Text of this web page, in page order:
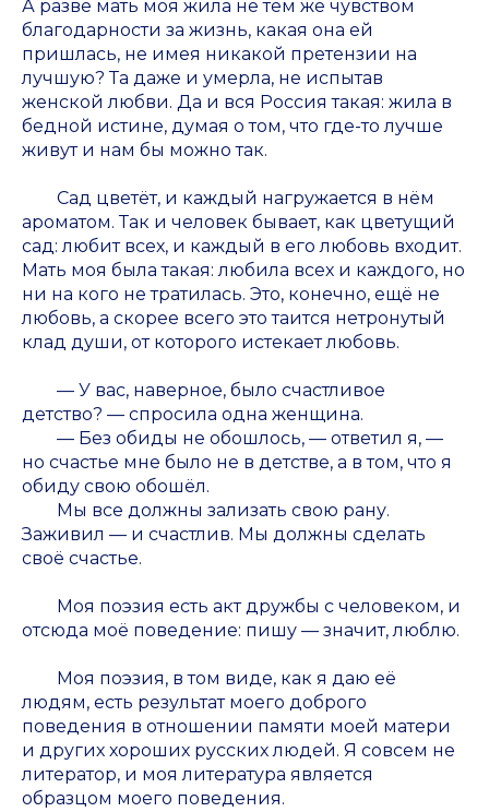
А разве мать моя жила не тем же чувством
благодарности за жизнь, какая она ей
пришлась, не имея никакой претензии на
лучшую? Та даже и умерла, не испытав
женской любви. Да и вся Россия такая: жила в
бедной истине, думая о том, что где-то лучше
живут и нам бы можно так.
Сад цветёт, и каждый нагружается в нём
ароматом. Так и человек бывает, как цветущий
сад: любит всех, и каждый в его любовь входит.
Мать моя была такая: любила всех и каждого, но
ни на кого не тратилась. Это, конечно, ещё не
любовь, а скорее всего это таится нетронутый
клад души, от которого истекает любовь.
— У вас, наверное, было счастливое
детство? — спросила одна женщина.
— Без обиды не обошлось, — ответил я, —
но счастье мне было не в детстве, а в том, что я
обиду свою обошёл.
Мы все должны зализать свою рану.
Заживил — и счастлив. Мы должны сделать
своё счастье.
Моя поэзия есть акт дружбы с человеком, и
отсюда моё поведение: пишу — значит, люблю.
Моя поэзия, в том виде, как я даю её
людям, есть результат моего доброго
поведения в отношении памяти моей матери
и других хороших русских людей. Я совсем не
литератор, и моя литература является
образцом моего поведения.